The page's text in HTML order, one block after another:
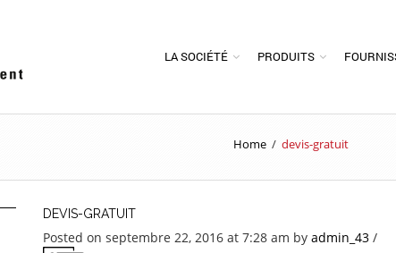
LA SOCIÉTÉ PRODUITS
Home / devis-gratuit
DEVIS-GRATUIT
Posted on septembre 22, 2016 at 7:28 am by admin_43/